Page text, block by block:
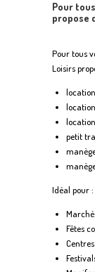
Pour
propose
Pour tous
Loisirs
petit
Idéal pour :
Fêtes